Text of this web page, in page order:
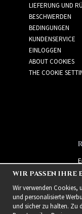
LIEFERUNG UND
BESCHWERDEN
BEDINGUNGEN
KUNDENSERVICE
EINLOGGEN
ABOUT COOKIES
THE COOKIE
WIR PASSEN IHRE
Wir verwenden Cookies,
und personalisierte
und sicher zu halten. Zu